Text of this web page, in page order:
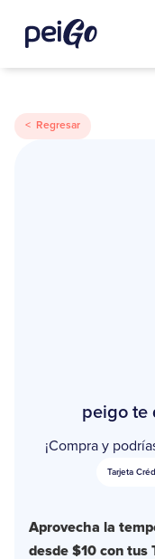
< Regresar
peigo te
¡Compra y
Tarjeta
Aprovecha la
desde $10 con tus